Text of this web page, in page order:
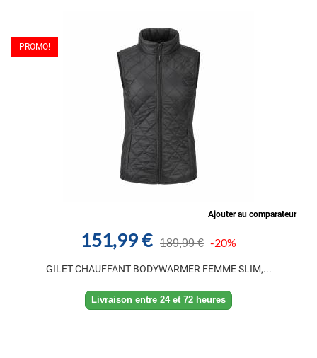
PROMO!
Ajouter au comparateur
151,99 € 189,99 € -20%
GILET CHAUFFANT BODYWARMER FEMME SLIM,...
Livraison entre 24 et 72 heures